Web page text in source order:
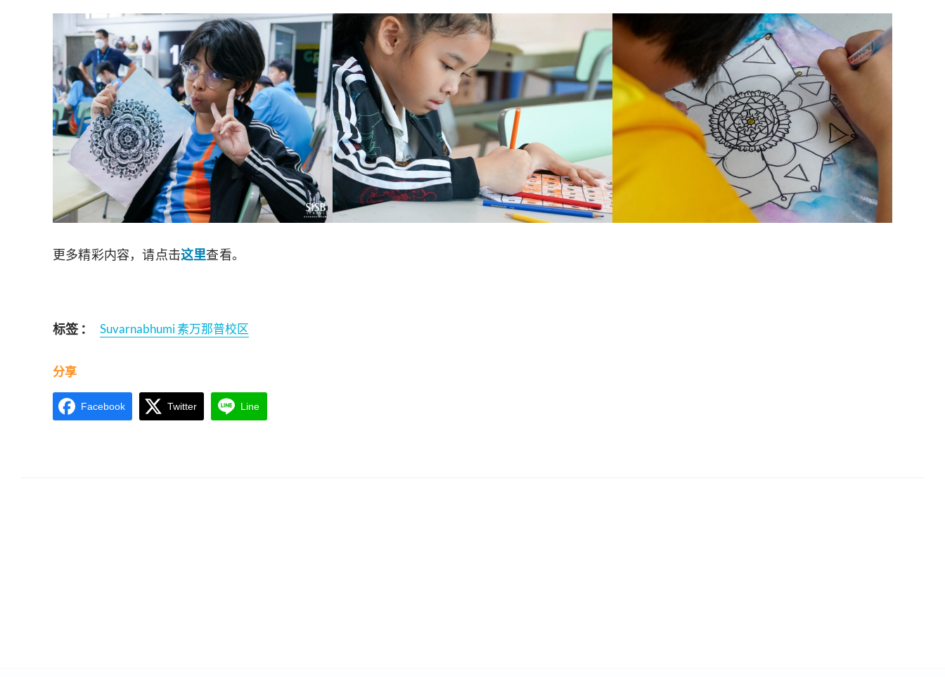
更多精彩内容，请点击这里查看。
标签 ： Suvarnabhumi 素万那普校区
分享
Facebook Twitter Line